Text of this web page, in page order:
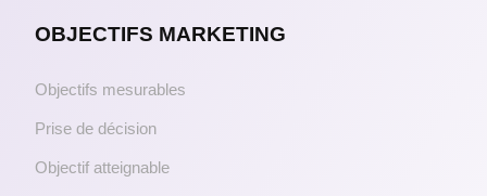
OBJECTIFS MARKETING
Objectifs mesurables
Prise de décision
Objectif atteignable